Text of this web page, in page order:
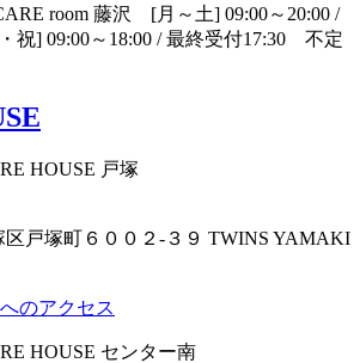
room 藤沢 [月～土] 09:00～20:00 /
祝] 09:00～18:00 / 最終受付17:30 不定
HOUSE 戸塚
戸塚町６００２-３９ TWINS YAMAKI
のアクセス
HOUSE センター南